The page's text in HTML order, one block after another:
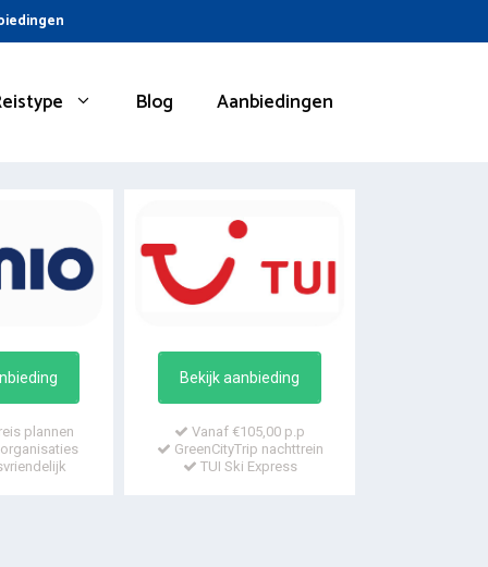
Blog Aanbiedingen
plannen
Bekijk aanbieding
Vanaf €105,00 p.p
GreenCityTrip nachttrein
TUI Ski Express